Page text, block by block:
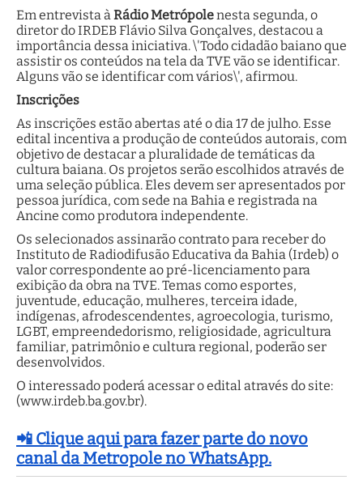
Em entrevista à Rádio Metrópolenesta segunda, o
diretor do IRDEB Flávio Silva Gonçalves, destacou a
importância dessa iniciativa. \'Todo cidadão baiano que
assistir os conteúdos na tela da TVE vão se identificar.
Alguns vão se identificar com vários\', afirmou.
Inscrições
As inscrições estão abertas até o dia 17 de julho. Esse
edital incentiva a produção de conteúdos autorais, com
objetivo de destacar a pluralidade de temáticas da
cultura baiana. Os projetos serão escolhidos através de
uma seleção pública. Eles devem ser apresentados por
pessoa jurídica, com sede na Bahia e registrada na
Ancine como produtora independente.
Os selecionados assinarão contrato para receber do
Instituto de Radiodifusão Educativa da Bahia (Irdeb) o
valor correspondente ao pré-licenciamento para
exibição da obra na TVE. Temas como esportes,
juventude, educação, mulheres, terceira idade,
indígenas, afrodescendentes, agroecologia, turismo,
LGBT, empreendedorismo, religiosidade, agricultura
familiar, patrimônio e cultura regional, poderão ser
desenvolvidos.
O interessado poderá acessar o edital através do site:
(www.irdeb.ba.gov.br).
📲 Clique aqui para fazer parte do novo
canal da Metropole no WhatsApp.